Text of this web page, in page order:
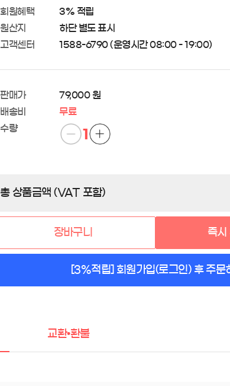
회원혜택
3% 적립
원산지
하단 별도 표시
고객센터
1588-6790 (운영시간 08:00 - 19:00)
판매가
79,000 원
배송비
무료
수량
1
총 상품금액 (VAT 포함)
장바구니 즉시
[3%적립] 회원가입(로그인) 후 주문
교환•환불